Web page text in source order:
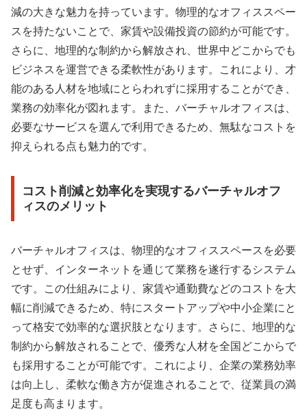
減の大きな魅力を持っています。物理的なオフィススペー
スを持たないことで、家賃や設備投資の節約が可能です。
さらに、地理的な制約から解放され、世界中どこからでも
ビジネスを運営できる柔軟性があります。これにより、才
能のある人材を地域にとらわれずに採用することができ、
業務の効率化が図れます。また、バーチャルオフィスは、
必要なサービスを選んで利用できるため、無駄なコストを
抑えられる点も魅力的です。
コスト削減と効率化を実現するバーチャルオフ
ィスのメリット
バーチャルオフィスは、物理的なオフィススペースを必要
とせず、インターネットを通じて業務を遂行するシステム
です。この仕組みにより、家賃や通勤費などのコストを大
幅に削減できるため、特にスタートアップや中小企業にと
って格安で効率的な選択肢となります。さらに、地理的な
制約から解放されることで、優秀な人材を全国どこからで
も採用することが可能です。これにより、企業の業務効率
は向上し、柔軟な働き方が促進されることで、従業員の満
足度も高まります。